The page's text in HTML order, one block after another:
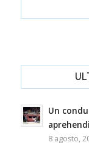
Un
8 agosto,